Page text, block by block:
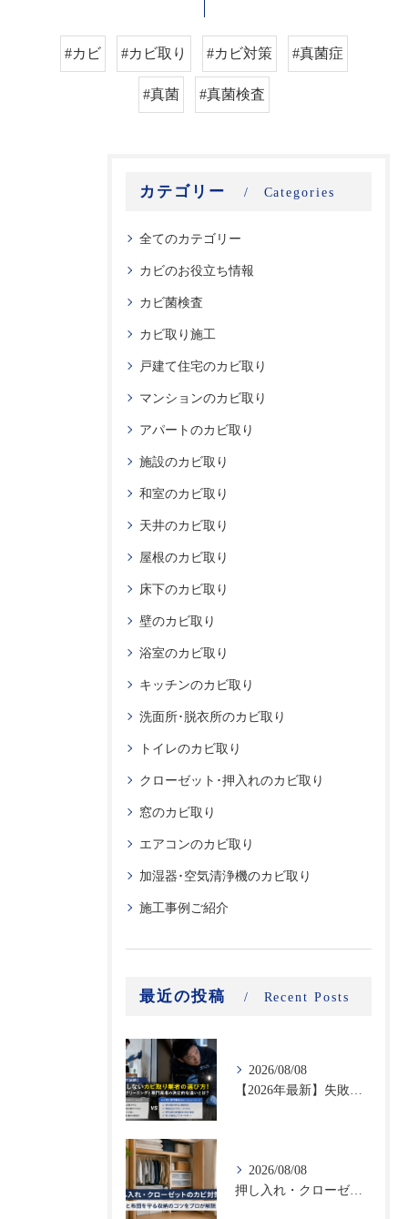
#カビ #カビ取り #カビ対策 #真菌症
#真菌 #真菌検査
カテゴリー Categories
全てのカテゴリー
カビのお役立ち情報
カビ菌検査
カビ取り施工
戸建て住宅のカビ取り
マンションのカビ取り
アパートのカビ取り
施設のカビ取り
和室のカビ取り
天井のカビ取り
屋根のカビ取り
床下のカビ取り
壁のカビ取り
浴室のカビ取り
キッチンのカビ取り
洗面所･脱衣所のカビ取り
トイレのカビ取り
クローゼット･押入れのカビ取り
窓のカビ取り
エアコンのカビ取り
加湿器･空気清浄機のカビ取り
施工事例ご紹介
最近の投稿 Recent Posts
2026/08/08
2026/08/08
押し入れ・クローゼットのカビ対策｜衣類と布団を守る収納のコツをプロが解説